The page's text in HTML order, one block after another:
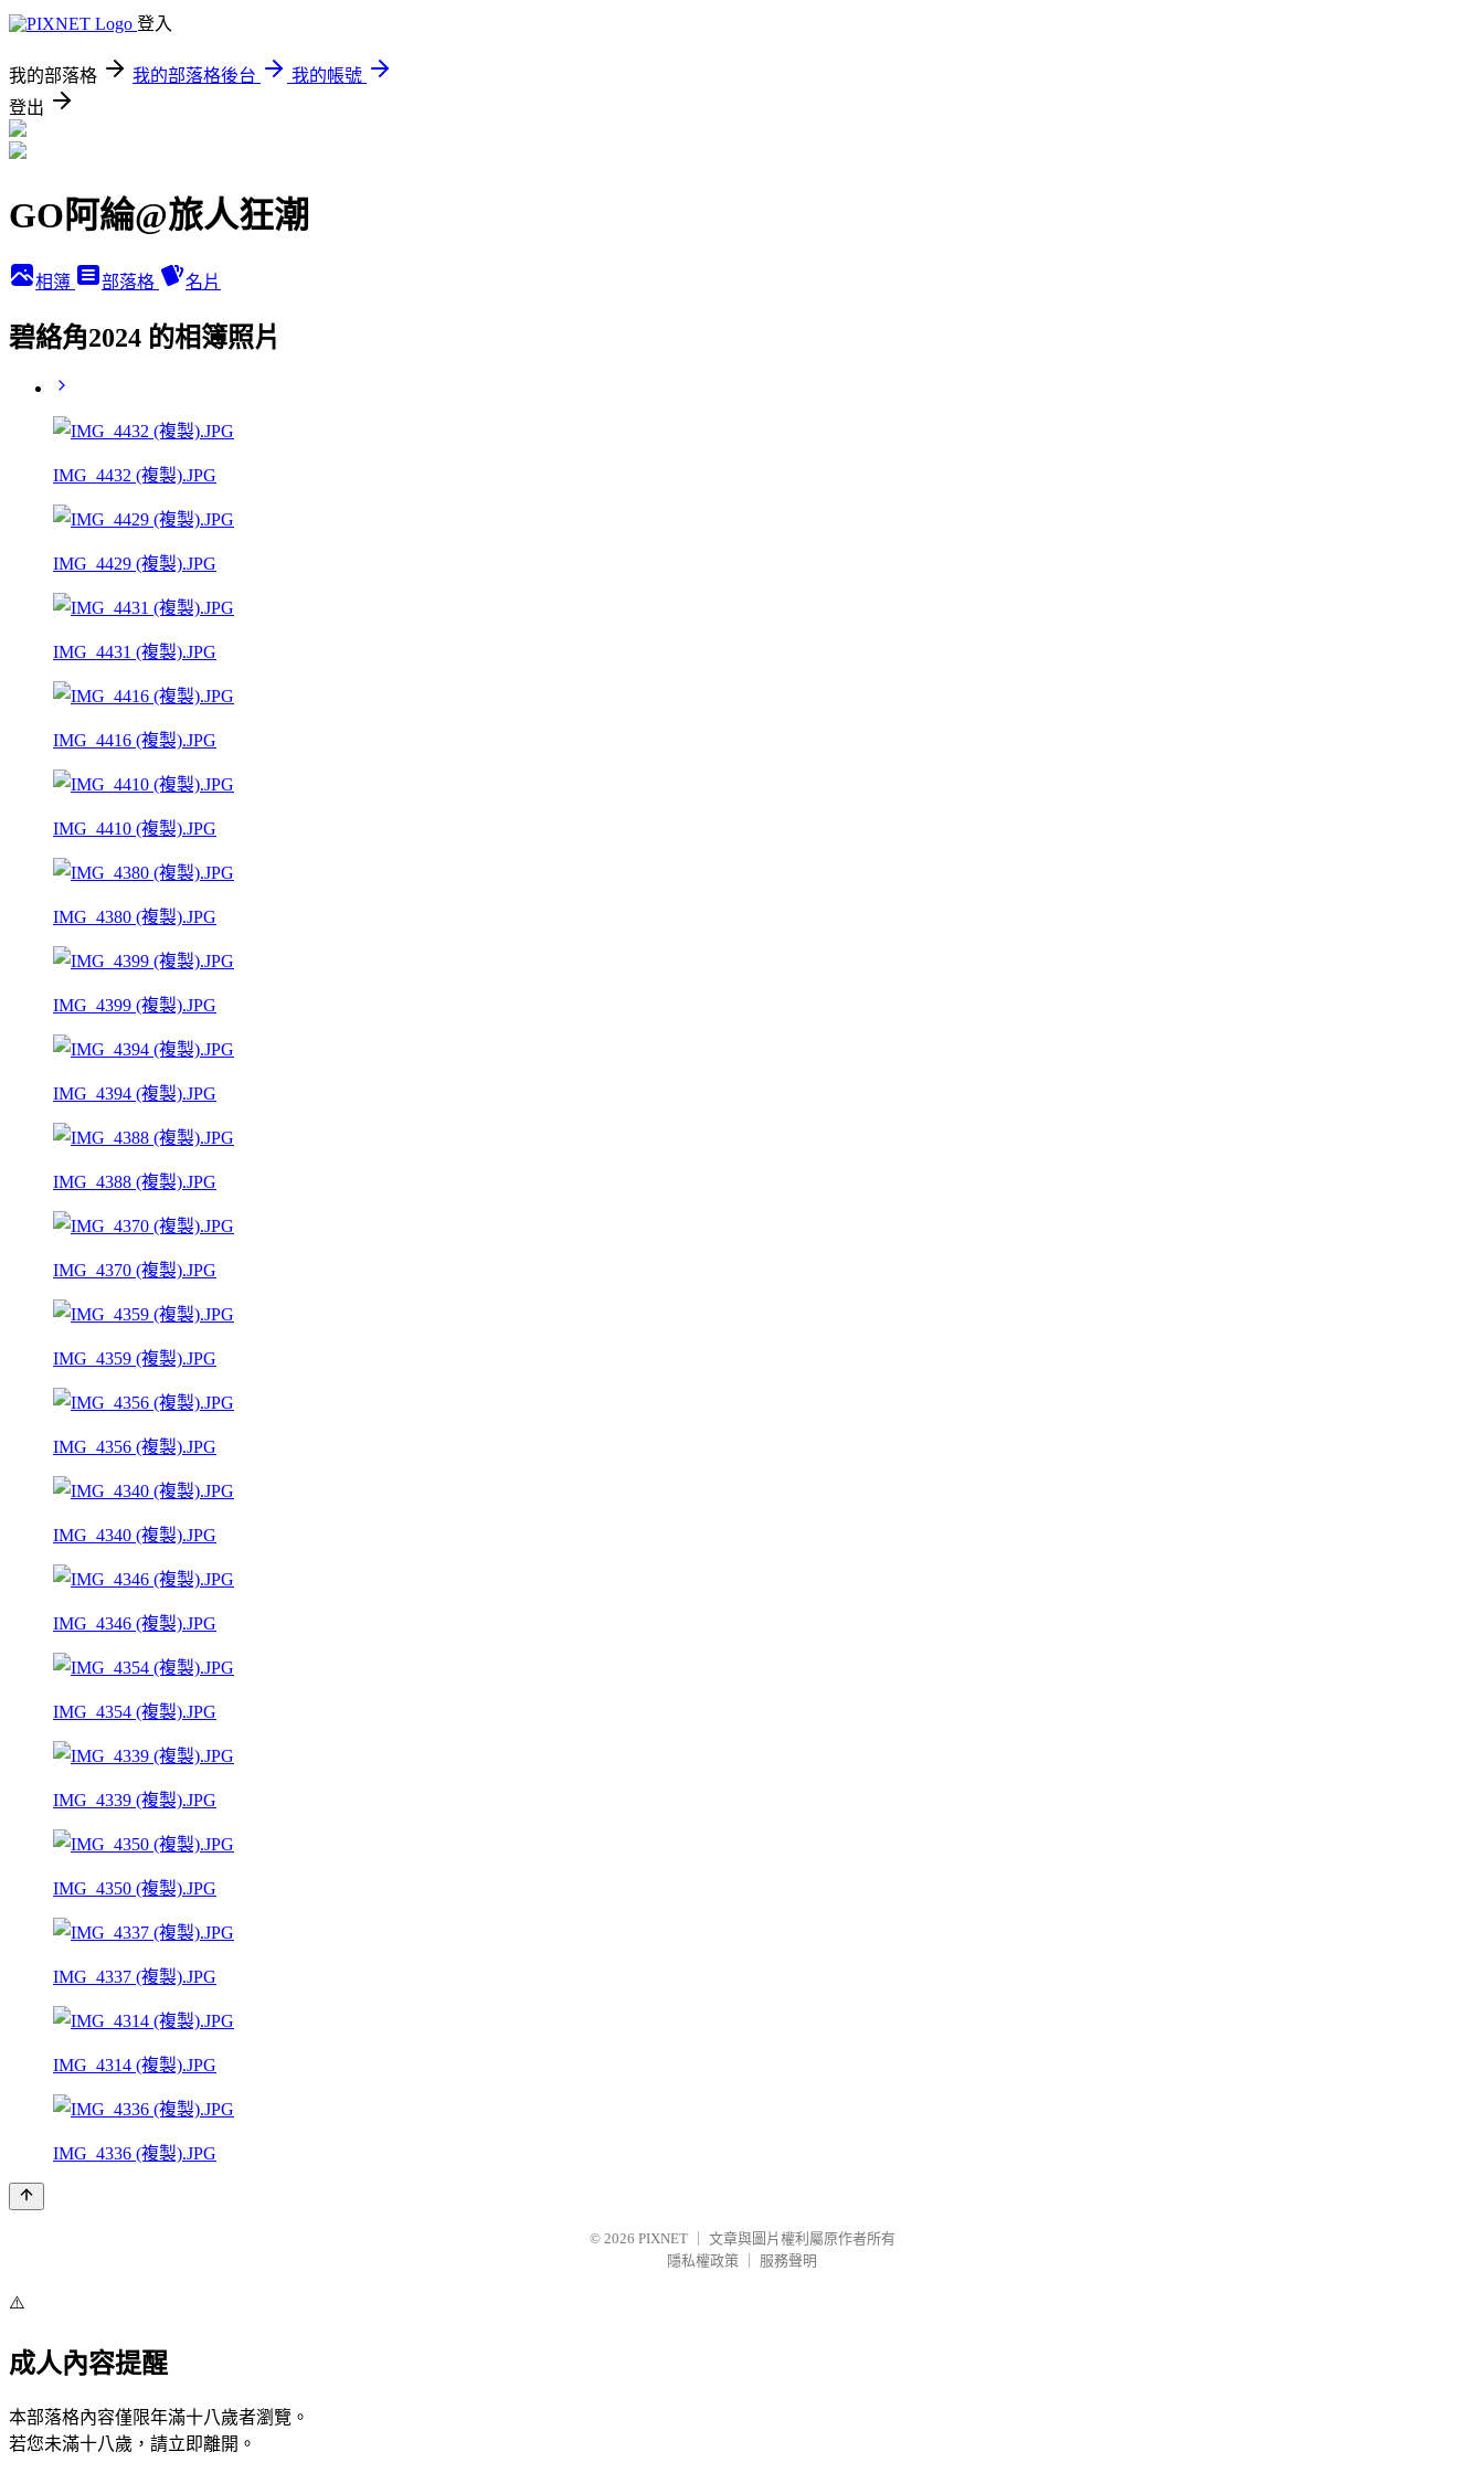
登入
我的部落格 我的部落格後台
我的帳號
登出
GO阿綸@旅人狂潮
相簿 部落格 名片
碧絡角2024 的相簿照片
IMG_4432 (複製).JPG
IMG_4429 (複製).JPG
IMG_4431 (複製).JPG
IMG_4416 (複製).JPG
IMG_4410 (複製).JPG
IMG_4380 (複製).JPG
IMG_4399 (複製).JPG
IMG_4394 (複製).JPG
IMG_4388 (複製).JPG
IMG_4370 (複製).JPG
IMG_4359 (複製).JPG
IMG_4356 (複製).JPG
IMG_4340 (複製).JPG
IMG_4346 (複製).JPG
IMG_4354 (複製).JPG
IMG_4339 (複製).JPG
IMG_4350 (複製).JPG
IMG_4337 (複製).JPG
IMG_4314 (複製).JPG
IMG_4336 (複製).JPG
© 2026 PIXNET
文章與圖片權利屬原作者所有
隱私權政策
服務聲明
⚠️
成人內容提醒
本部落格內容僅限年滿十八歲者瀏覽。
若您未滿十八歲，請立即離開。